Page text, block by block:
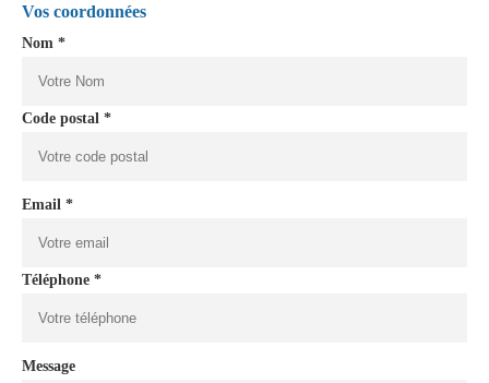
Vos coordonnées
Nom *
Code postal *
Email *
Téléphone *
Message